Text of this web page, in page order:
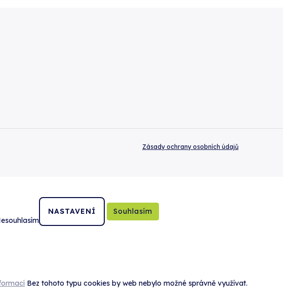
Zásady ochrany osobních údajů
NASTAVENÍ Souhlasím
Bez tohoto typu cookies by web nebylo možné správně využívat.